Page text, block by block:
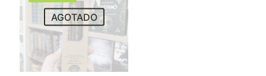
AGOTADO